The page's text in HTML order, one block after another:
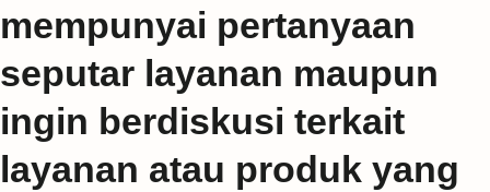
mempunyai pertanyaan
seputar layanan maupun
ingin berdiskusi terkait
layanan atau produk yang